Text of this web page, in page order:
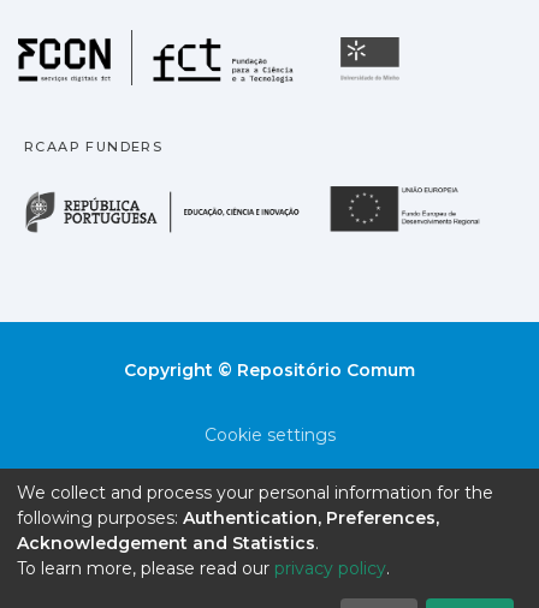
Fundação para a
RCAAP FUNDERS
República Portuguesa
Copyright © Repositório Comum
Cookie settings
End User Agreement
Send Feedback
We collect and process your personal information for the
following purposes: Authentication, Preferences,
Acknowledgement and Statistics.
To learn more, please read our privacy policy.